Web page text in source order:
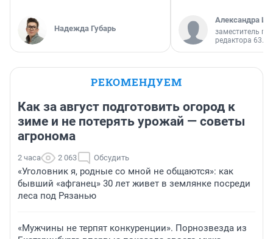
Надежда Губарь
Александра
заместитель
редактора 63.RU
РЕКОМЕНДУЕМ
Как за август подготовить огород к
зиме и не потерять урожай — советы
агронома
2 часа 2 063 Обсудить
«Уголовник я, родные со мной не общаются»: как
бывший «афганец» 30 лет живет в землянке посреди
леса под Рязанью
«Мужчины не терпят конкуренции». Порнозвезда из